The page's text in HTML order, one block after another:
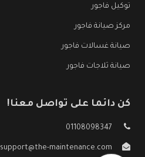
توكيل فاجور
مركز صيانة فاجور
صيانة غسالات فاجور
صيانة ثلاجات فاجور
كن دائما على تواصل معنا!
01108098347
support@the-maintenance.com